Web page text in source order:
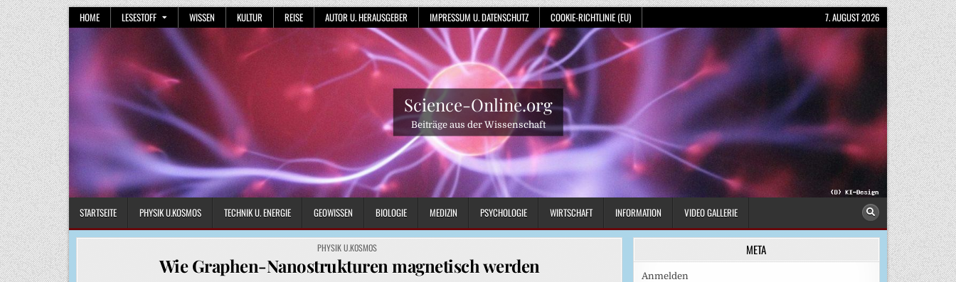
Skip
to
content
HOME LESESTOFF WISSEN KULTUR REISE AUTOR U. HERAUSGEBER IMPRESSUM U. DATENSCHUTZ COOKIE-RICHTLINIE (EU) 7. AUGUST 2026
Science-Online.org
Beiträge aus der Wissenschaft
STARTSEITE PHYSIK U.KOSMOS TECHNIK U. ENERGIE GEOWISSEN BIOLOGIE MEDIZIN PSYCHOLOGIE WIRTSCHAFT INFORMATION VIDEO GALLERIE
POSTED
IN
PHYSIK U.KOSMOS
Wie Graphen-Nanostrukturen magnetisch werden
META
Anmelden